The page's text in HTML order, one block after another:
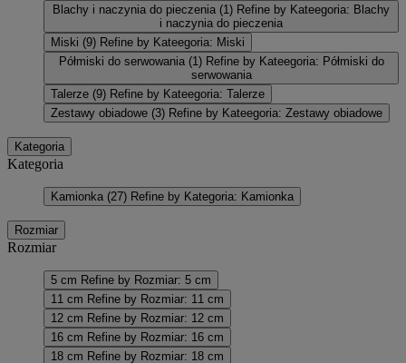
Blachy i naczynia do pieczenia (1) Refine by Kateegoria: Blachy
i naczynia do pieczenia
Miski (9) Refine by Kateegoria: Miski
Półmiski do serwowania (1) Refine by Kateegoria: Półmiski do
serwowania
Talerze (9) Refine by Kateegoria: Talerze
Zestawy obiadowe (3) Refine by Kateegoria: Zestawy obiadowe
Kategoria
Kategoria
Kamionka (27) Refine by Kategoria: Kamionka
Rozmiar
Rozmiar
5 cm Refine by Rozmiar: 5 cm
11 cm Refine by Rozmiar: 11 cm
12 cm Refine by Rozmiar: 12 cm
16 cm Refine by Rozmiar: 16 cm
18 cm Refine by Rozmiar: 18 cm